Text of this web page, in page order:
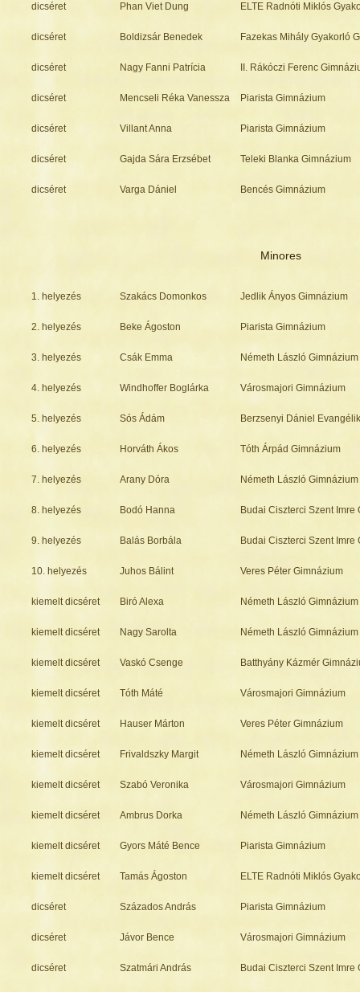
dicséret Phan Viet Dung ELTE Radnóti Miklós
dicséret Boldizsár Benedek Fazekas Mihály Gyakorló
dicséret Nagy Fanni Patrícia II. Rákóczi Ferenc
dicséret Mencseli Réka Vanessza Piarista Gimnázium
dicséret Villant Anna Piarista Gimnázium
dicséret Gajda Sára Erzsébet Teleki Blanka Gimnázium
dicséret Varga Dániel Bencés Gimnázium
Minores
1. helyezés Szakács Domonkos Jedlik Ányos Gimnázium
2. helyezés Beke Ágoston Piarista Gimnázium
3. helyezés Csák Emma Németh László Gimnázium
4. helyezés Windhoffer Boglárka Városmajori Gimnázium
5. helyezés Sós Ádám Berzsenyi Dániel
6. helyezés Horváth Ákos Tóth Árpád Gimnázium
7. helyezés Arany Dóra Németh László Gimnázium
8. helyezés Bodó Hanna Budai Ciszterci Szent Imre
9. helyezés Balás Borbála Budai Ciszterci Szent Imre
10. helyezés Juhos Bálint Veres Péter Gimnázium
kiemelt dicséret Biró Alexa Németh László Gimnázium
kiemelt dicséret Nagy Sarolta Németh László Gimnázium
kiemelt dicséret Vaskó Csenge Batthyány Kázmér
kiemelt dicséret Tóth Máté Városmajori Gimnázium
kiemelt dicséret Hauser Márton Veres Péter Gimnázium
kiemelt dicséret Frivaldszky Margit Németh László Gimnázium
kiemelt dicséret Szabó Veronika Városmajori Gimnázium
kiemelt dicséret Ambrus Dorka Németh László Gimnázium
kiemelt dicséret Gyors Máté Bence Piarista Gimnázium
kiemelt dicséret Tamás Ágoston ELTE Radnóti Miklós
dicséret Százados András Piarista Gimnázium
dicséret Jávor Bence Városmajori Gimnázium
dicséret Szatmári András Budai Ciszterci Szent Imre